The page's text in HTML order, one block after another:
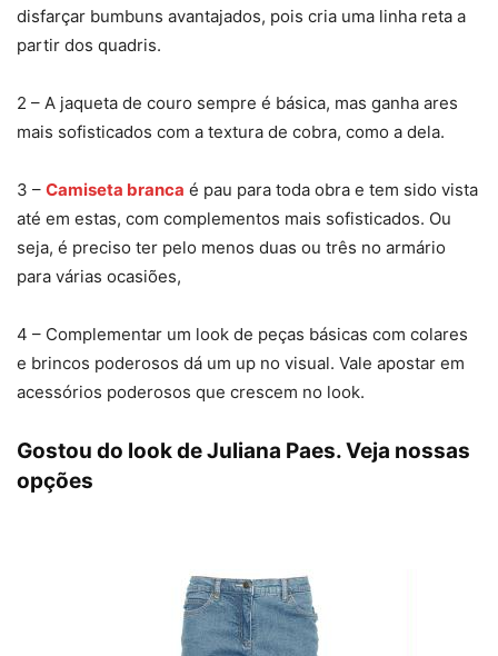
disfarçar bumbuns avantajados, pois cria uma linha reta a
partir dos quadris.
2 – A jaqueta de couro sempre é básica, mas ganha ares
mais sofisticados com a textura de cobra, como a dela.
3 – Camiseta branca é pau para toda obra e tem sido vista
até em estas, com complementos mais sofisticados. Ou
seja, é preciso ter pelo menos duas ou três no armário
para várias ocasiões,
4 – Complementar um look de peças básicas com colares
e brincos poderosos dá um up no visual. Vale apostar em
acessórios poderosos que crescem no look.
Gostou do look de Juliana Paes. Veja nossas
opções